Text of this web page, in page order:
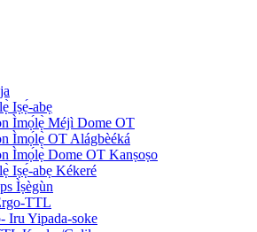
Iṣẹ́-abẹ
Ìmọ́lẹ̀ Méjì Dome OT
Ìmọ́lẹ̀ OT Alágbèéká
Ìmọ́lẹ̀ Dome OT Kanṣoṣo
Iṣẹ́-abẹ Kékeré
Ìṣègùn
TTL
Iru Yipada-soke